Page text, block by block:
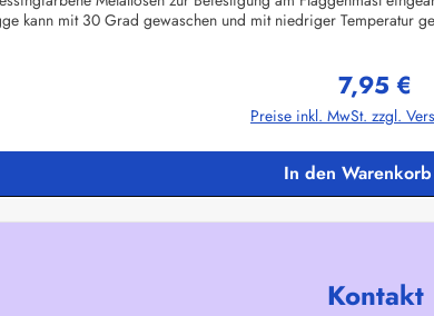
kann mit 30 Grad gewaschen und mit niedriger Temperatur
Regulärer
7,95 €
Preise inkl. MwSt. zzgl.
In den Warenkorb
Kontakt